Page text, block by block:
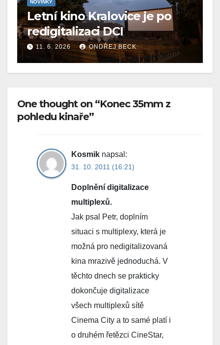
NOVINKY
Letní kino Kralovice je po
redigitalizaci DCI
11. 6. 2026 ONDŘEJ BECK
One thought on “Konec 35mm z
pohledu kinaře”
Kosmik napsal:
31. 10. 2011 (16:21)
Doplnění digitalizace
multiplexů.
Jak psal Petr, doplním
situaci s multiplexy, která je
možná pro nedigitalizovaná
kina mrazivě jednoduchá. V
těchto dnech se prakticky
dokončuje digitalizace
všech multiplexů sítě
Cinema City a to samé platí i
o druhém řetězci CineStar,